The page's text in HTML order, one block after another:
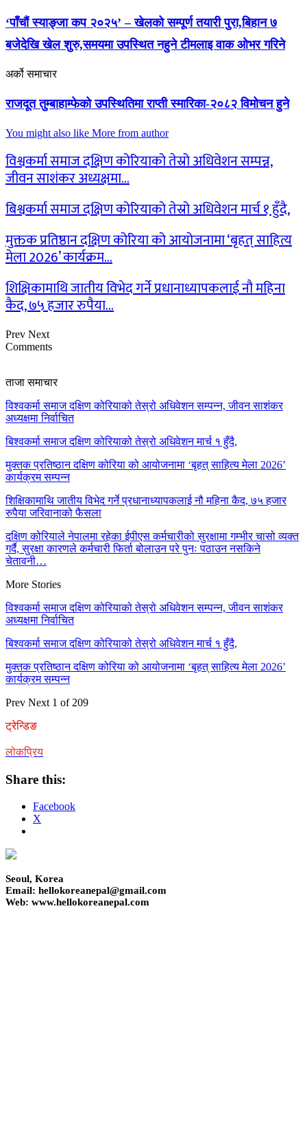
‘पाँचौं स्याङ्जा कप २०२५’ – खेलको सम्पूर्ण तयारी पुरा,बिहान ७
बजेदेखि खेल शुरु,समयमा उपस्थित नहुने टीमलाइ वाक ओभर गरिने
अर्को समाचार
राजदूत तुम्बाहाम्फेको उपस्थितिमा राप्ती स्मारिका-२०८२ विमोचन हुने
You might also like More from author
विश्वकर्मा समाज दक्षिण कोरियाको तेस्रो अधिवेशन सम्पन्न,
जीवन साशंकर अध्यक्षमा…
बिश्वकर्मा समाज दक्षिण कोरियाको तेस्रो अधिवेशन मार्च १ हुँदै,
मुक्तक प्रतिष्ठान दक्षिण कोरिया को आयोजनामा ‘बृहत् साहित्य
मेला 2026’ कार्यक्रम…
शिक्षिकामाथि जातीय विभेद गर्ने प्रधानाध्यापकलाई नौ महिना
कैद, ७५ हजार रुपैया…
Prev Next
Comments
ताजा समाचार
विश्वकर्मा समाज दक्षिण कोरियाको तेस्रो अधिवेशन सम्पन्न, जीवन साशंकर
अध्यक्षमा निर्वाचित
बिश्वकर्मा समाज दक्षिण कोरियाको तेस्रो अधिवेशन मार्च १ हुँदै,
मुक्तक प्रतिष्ठान दक्षिण कोरिया को आयोजनामा ‘बृहत् साहित्य मेला 2026’
कार्यक्रम सम्पन्न
शिक्षिकामाथि जातीय विभेद गर्ने प्रधानाध्यापकलाई नौ महिना कैद, ७५ हजार
रुपैया जरिवानाको फैसला
दक्षिण कोरियाले नेपालमा रहेका ईपीएस कर्मचारीको सुरक्षामा गम्भीर चासो व्यक्त
गर्दै, सुरक्षा कारणले कर्मचारी फिर्ता बोलाउन परे पुनः पठाउन नसकिने
चेतावनी…
More Stories
विश्वकर्मा समाज दक्षिण कोरियाको तेस्रो अधिवेशन सम्पन्न, जीवन साशंकर
अध्यक्षमा निर्वाचित
बिश्वकर्मा समाज दक्षिण कोरियाको तेस्रो अधिवेशन मार्च १ हुँदै,
मुक्तक प्रतिष्ठान दक्षिण कोरिया को आयोजनामा ‘बृहत् साहित्य मेला 2026’
कार्यक्रम सम्पन्न
Prev Next 1 of 209
ट्रेन्डिङ
लोकप्रिय
Share this:
Facebook
X
Seoul, Korea
Email: hellokoreanepal@gmail.com
Web: www.hellokoreanepal.com